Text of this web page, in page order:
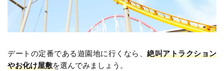
デートの定番である遊園地に行くなら、 絶叫アトラクション
やお化け屋敷を選んでみましょう。